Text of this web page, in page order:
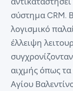
σύστημα CRM.
λογισμικό
έλλειψη
αιχμής όπως
Αγίου